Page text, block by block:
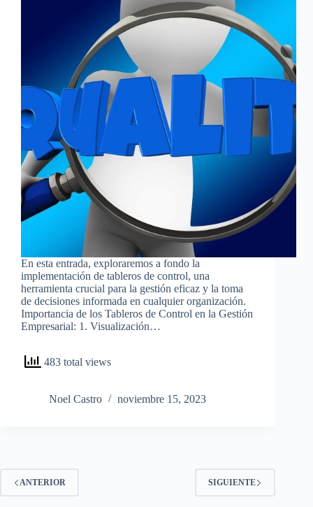
En esta entrada, exploraremos a fondo la
implementación de tableros de control, una
herramienta crucial para la gestión eficaz y la toma
de decisiones informada en cualquier organización.
Importancia de los Tableros de Control en la Gestión
Empresarial: 1. Visualización…
483 total views
Noel Castro noviembre 15, 2023
ANTERIOR SIGUIENTE